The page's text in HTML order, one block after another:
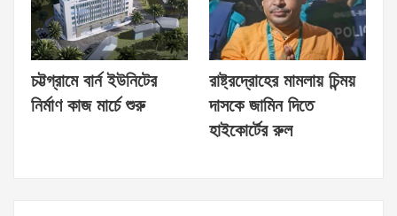
চট্টগ্রামে বার্ন ইউনিটের
নির্মাণ কাজ মার্চে শুরু
রাষ্ট্রদ্রোহের মামলায় চিন্ময়
দাসকে জামিন দিতে
হাইকোর্টের রুল